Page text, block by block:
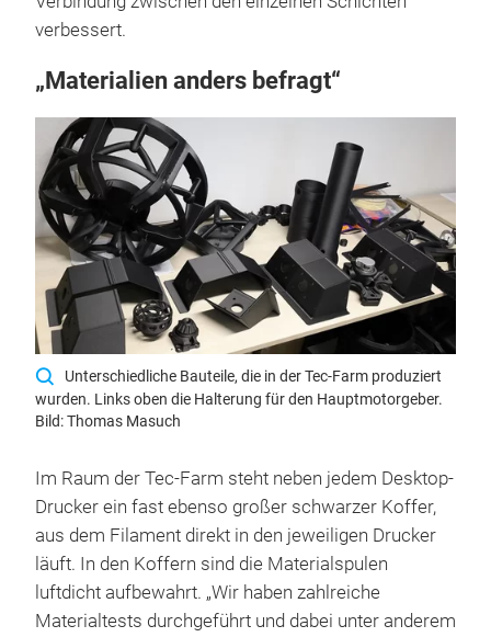
verbessert.
„Materialien anders befragt“
Unterschiedliche Bauteile, die in der Tec-Farm produziert
wurden. Links oben die Halterung für den Hauptmotorgeber.
Bild: Thomas Masuch
Im Raum der Tec-Farm steht neben jedem Desktop-
Drucker ein fast ebenso großer schwarzer Koffer,
aus dem Filament direkt in den jeweiligen Drucker
läuft. In den Koffern sind die Materialspulen
luftdicht aufbewahrt. „Wir haben zahlreiche
Materialtests durchgeführt und dabei unter anderem